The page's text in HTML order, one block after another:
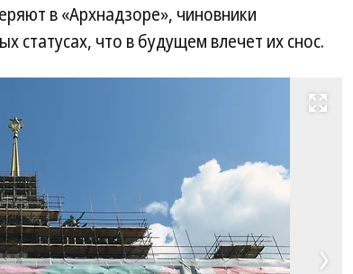
в «Архнадзоре», чиновники
что в будущем влечет их снос.
Развернуть на весь экран